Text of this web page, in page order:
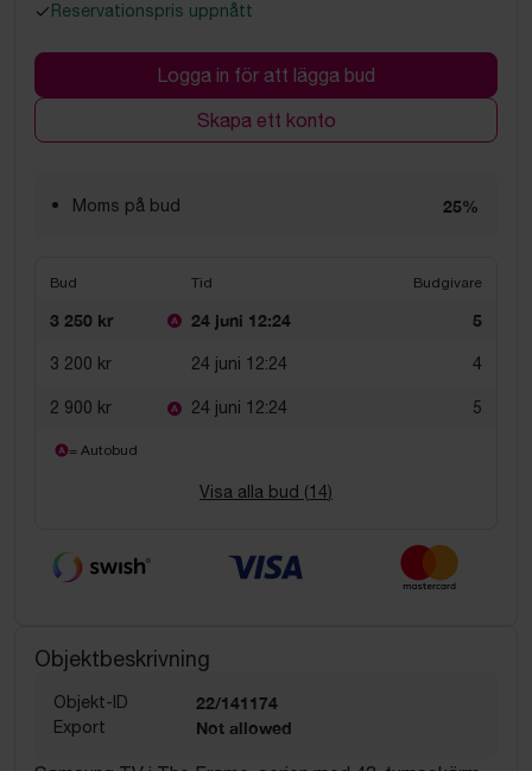
Reservationspris uppnått
Logga in för att lägga bud
Skapa ett konto
Moms på bud 25%
Bud Tid Budgivare
3 250 kr 24 juni 12:24 5
3 200 kr 24 juni 12:24 4
2 900 kr 24 juni 12:24 5
= Autobud
Visa alla bud (14)
Objektbeskrivning
Objekt-ID 22/141174
Export Not allowed